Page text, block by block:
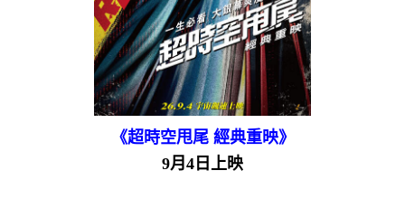
《超時空甩尾 經典重映》
9月4日上映